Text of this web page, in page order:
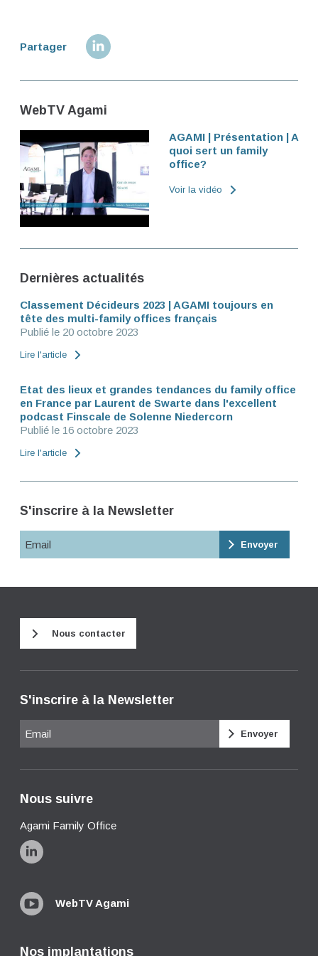
Partager
WebTV Agami
AGAMI | Présentation | A
quoi sert un family
office?
Voir la vidéo
Dernières actualités
Classement Décideurs 2023 | AGAMI toujours en
tête des multi-family offices français
Publié le 20 octobre 2023
Lire l'article
Etat des lieux et grandes tendances du family office
en France par Laurent de Swarte dans l'excellent
podcast Finscale de Solenne Niedercorn
Publié le 16 octobre 2023
Lire l'article
S'inscrire à la Newsletter
Nous contacter
S'inscrire à la Newsletter
Nous suivre
Agami Family Office
WebTV Agami
Nos implantations